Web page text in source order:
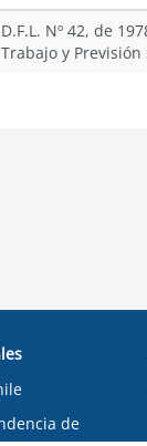
D.F.L. Nº 42, de
Trabajo y Previsión
de